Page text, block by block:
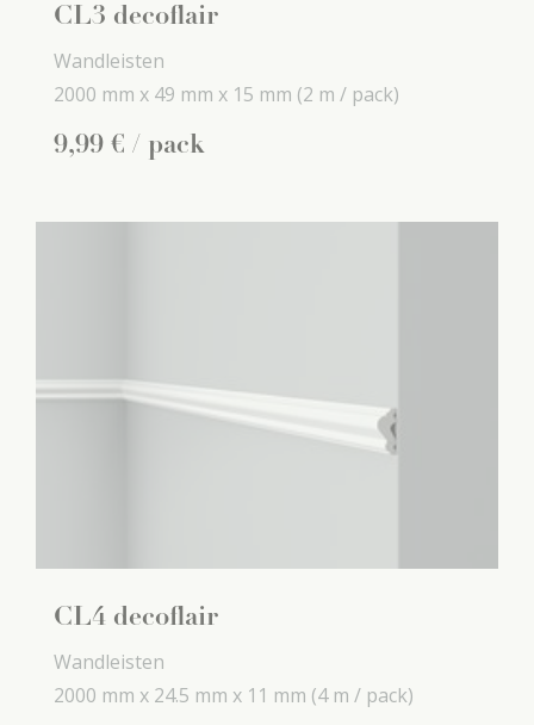
CL3 decoflair
Wandleisten
2000 mm x 49 mm x 15 mm (2 m / pack)
9,99 € / pack
CL4 decoflair
Wandleisten
2000 mm x 24.5 mm x 11 mm (4 m / pack)